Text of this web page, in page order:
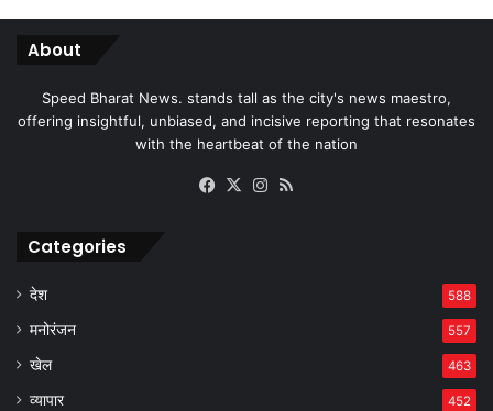
About
Speed Bharat News. stands tall as the city's news maestro,
offering insightful, unbiased, and incisive reporting that resonates
with the heartbeat of the nation
Facebook
X Instagram
Categories
देश 588
मनोरंजन 557
खेल 463
व्यापार 452